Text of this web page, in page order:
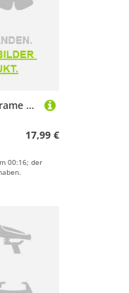
Kruskis Snowboarding Frame Short Sleeve T-shirt Schwarz L Frau
17,99 €
00:16; der